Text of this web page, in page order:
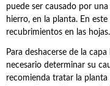
puede ser causado por
hierro, en la planta. En
recubrimientos en las hojas.
Para deshacerse de la
necesario determinar su
recomienda tratar la